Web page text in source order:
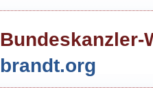
Bundeskanzler-
brandt.org